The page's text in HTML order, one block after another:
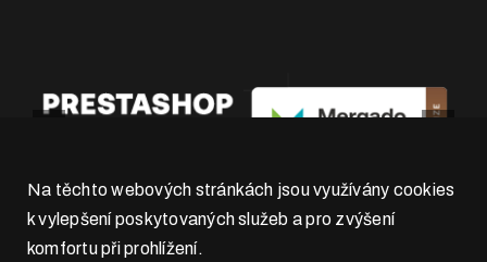
Na těchto webových stránkách jsou využívány cookies
k vylepšení poskytovaných služeb a pro zvýšení
komfortu při prohlížení.